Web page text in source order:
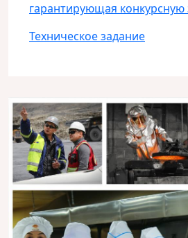
гарантирующая конкурсную
Техническое задание